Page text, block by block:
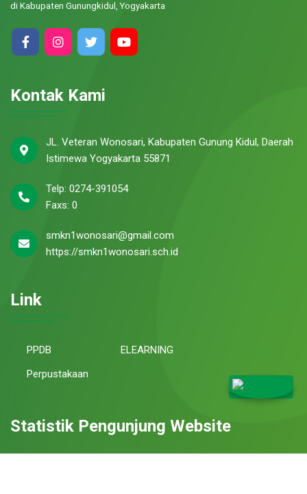
di Kabupaten Gunungkidul, Yogyakarta
Kontak Kami
JL. Veteran Wonosari, Kabupaten Gunung Kidul, Daerah
Istimewa Yogyakarta 55871
Telp: 0274-391054
Faxs: 0
smkn1wonosari@gmail.com
https://smkn1wonosari.sch.id
Link
PPDB
ELEARNING
Perpustakaan
Statistik Pengunjung Website